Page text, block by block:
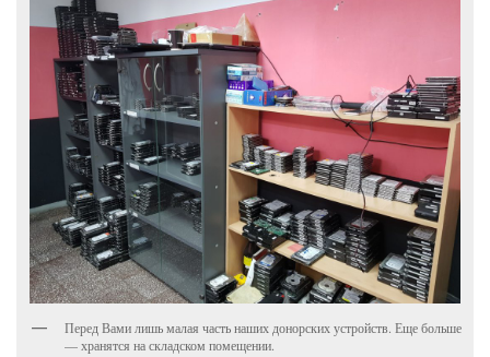
Перед Вами лишь малая часть наших донорских устройств. Еще больше
— хранятся на складском помещении.